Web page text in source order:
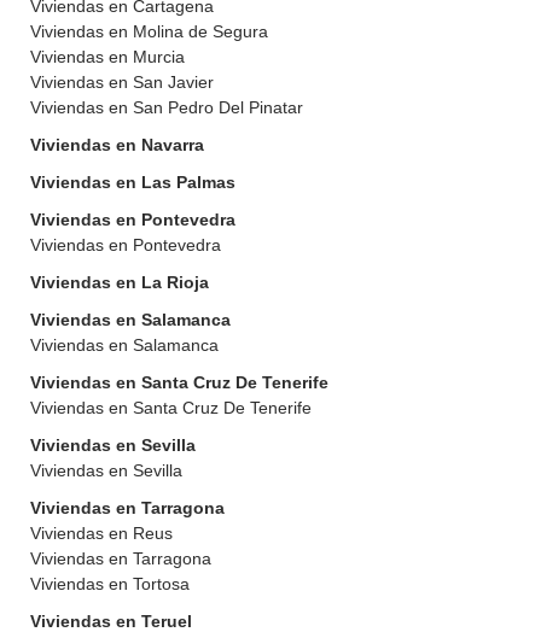
Viviendas en Cartagena
Viviendas en Molina de Segura
Viviendas en Murcia
Viviendas en San Javier
Viviendas en San Pedro Del Pinatar
Viviendas en Navarra
Viviendas en Las Palmas
Viviendas en Pontevedra
Viviendas en Pontevedra
Viviendas en La Rioja
Viviendas en Salamanca
Viviendas en Salamanca
Viviendas en Santa Cruz De Tenerife
Viviendas en Santa Cruz De Tenerife
Viviendas en Sevilla
Viviendas en Sevilla
Viviendas en Tarragona
Viviendas en Reus
Viviendas en Tarragona
Viviendas en Tortosa
Viviendas en Teruel